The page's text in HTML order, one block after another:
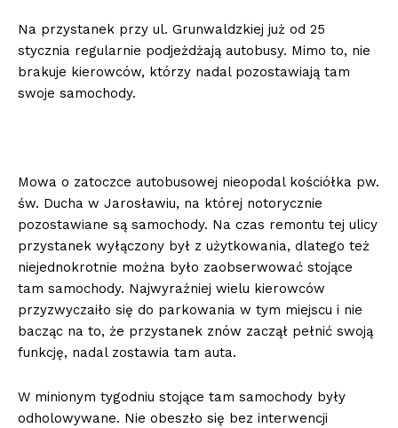
Na przystanek przy ul. Grunwaldzkiej już od 25
stycznia regularnie podjeżdżają autobusy. Mimo to, nie
brakuje kierowców, którzy nadal pozostawiają tam
swoje samochody.
Mowa o zatoczce autobusowej nieopodal kościółka pw.
św. Ducha w Jarosławiu, na której notorycznie
pozostawiane są samochody. Na czas remontu tej ulicy
przystanek wyłączony był z użytkowania, dlatego też
niejednokrotnie można było zaobserwować stojące
tam samochody. Najwyraźniej wielu kierowców
przyzwyczaiło się do parkowania w tym miejscu i nie
bacząc na to, że przystanek znów zaczął pełnić swoją
funkcję, nadal zostawia tam auta.
W minionym tygodniu stojące tam samochody były
odholowywane. Nie obeszło się bez interwencji